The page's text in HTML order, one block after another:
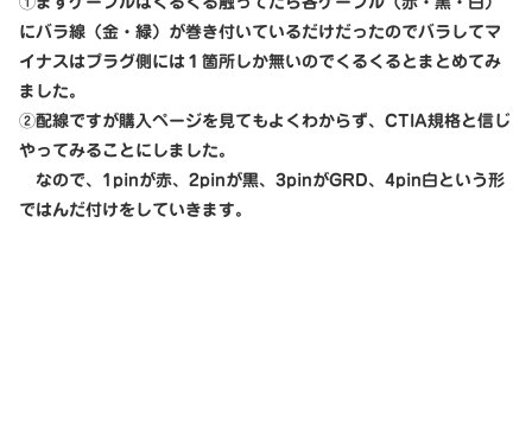
にバラ線（金・緑）が巻き付いているだけだったのでバラしてマ
イナスはプラグ側には１箇所しか無いのでくるくるとまとめてみ
ました。
②配線ですが購入ページを見てもよくわからず、CTIA規格と信じ
やってみることにしました。
なので、1pinが赤、2pinが黒、3pinがGRD、4pin白という形
ではんだ付けをしていきます。